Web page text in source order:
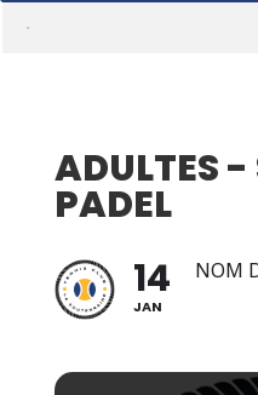
ADULTES -
PADEL
14
JAN
NOM